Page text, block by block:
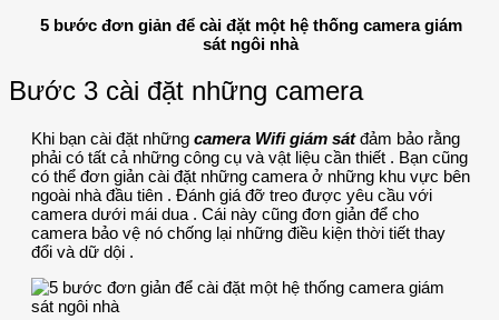
5 bước đơn giản để cài đặt một hệ thống camera giám
sát ngôi nhà
Bước 3 cài đặt những camera
Khi bạn cài đặt những camera Wifi giám sátđảm bảo rằng
phải có tất cả những công cụ và vật liệu cần thiết . Bạn cũng
có thể đơn giản cài đặt những camera ở những khu vực bên
ngoài nhà đầu tiên . Đánh giá đỡ treo được yêu cầu với
camera dưới mái dua . Cái này cũng đơn giản để cho
camera bảo vệ nó chống lại những điều kiện thời tiết thay
đổi và dữ dội .